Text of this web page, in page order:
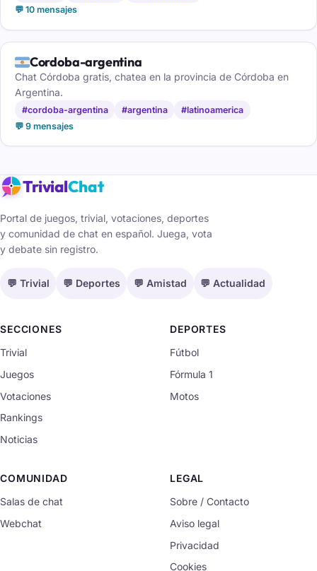
💬 10 mensajes
🇦🇷Cordoba-argentina
Chat Córdoba gratis, chatea en la provincia de Córdoba en
Argentina.
#cordoba-argentina #argentina
#latinoamerica
💬 9 mensajes
TrivialChat
Portal de juegos, trivial, votaciones, deportes
y comunidad de chat en español. Juega, vota
y debate sin registro.
💬 Trivial 💬 Deportes 💬 Amistad 💬 Actualidad
SECCIONES
Trivial
Juegos
Votaciones
Rankings
Noticias
DEPORTES
Fútbol
Fórmula 1
Motos
COMUNIDAD
Salas de chat
Webchat
LEGAL
Sobre / Contacto
Aviso legal
Privacidad
Cookies